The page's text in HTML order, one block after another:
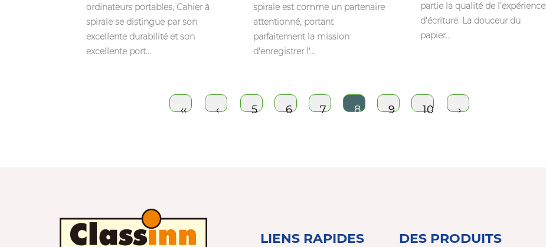
ordinateurs portables, Cahier à
spirale se distingue par son
excellente durabilité et son
excellente port...
spirale est comme un partenaire
attentionné, portant
parfaitement la mission
d'enregistrer l'...
partie la qualité de l’expérience
d’écriture. La douceur du
papier...
‹‹ ‹ 5 6 7 8 9 10 ›
LIENS RAPIDES DES PRODUITS